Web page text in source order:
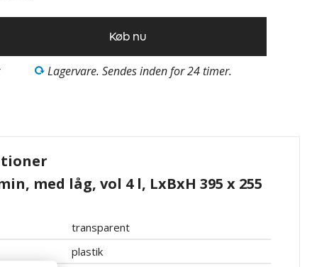
Køb nu
Lagervare. Sendes inden for 24 timer.
med låg, vol 4 l, LxBxH 395 x 255
transparent
plastik